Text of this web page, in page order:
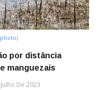
por distância
manguezais
De 2023